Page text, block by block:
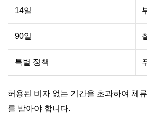
14일
90일
특별 정책
허용된 비자 없는 기간을 초과하여 체
를 받아야 합니다.